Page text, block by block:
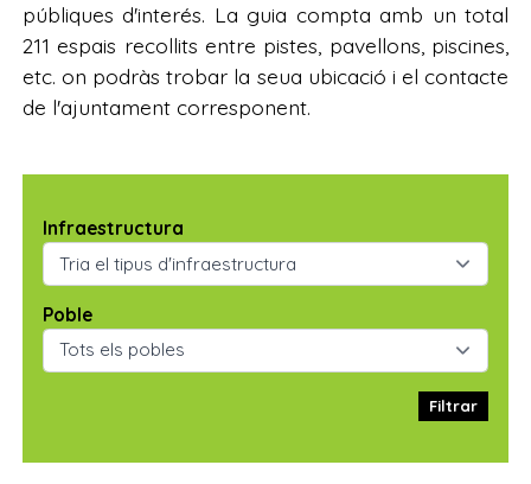
públiques d'interés. La guia compta amb un total
211 espais recollits entre pistes, pavellons, piscines,
etc. on podràs trobar la seua ubicació i el contacte
de l'ajuntament corresponent.
Infraestructura
Poble
Filtrar